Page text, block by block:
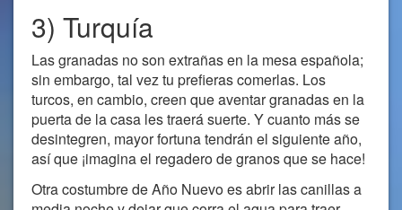
3) Turquía
Las granadas no son extrañas en la mesa española;
sin embargo, tal vez tu prefieras comerlas. Los
turcos, en cambio, creen que aventar granadas en la
puerta de la casa les traerá suerte. Y cuanto más se
desintegren, mayor fortuna tendrán el siguiente año,
así que ¡imagina el regadero de granos que se hace!
Otra costumbre de Año Nuevo es abrir las canillas a